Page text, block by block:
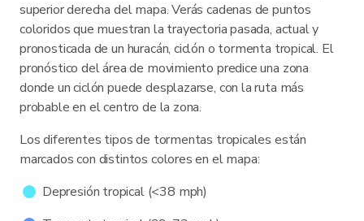
superior derecha del mapa. Verás cadenas de puntos
coloridos que muestran la trayectoria pasada, actual y
pronosticada de un huracán, ciclón o tormenta tropical. El
pronóstico del área de movimiento predice una zona
donde un ciclón puede desplazarse, con la ruta más
probable en el centro de la zona.
Los diferentes tipos de tormentas tropicales están
marcados con distintos colores en el mapa:
Depresión tropical (<38 mph)